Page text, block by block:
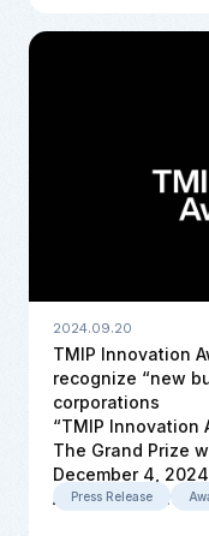
2024.09.20
TMIP Innovation
recognize “new
corporations
“TMIP Innovation
The Grand Prize
December 4,
August 29 –
Press Release